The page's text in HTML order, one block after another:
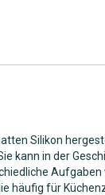
Silikon
kann in der
häufig für